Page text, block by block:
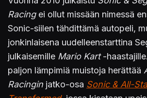
Racingei ollut missään nimessä
Sonic-siilen tähdittämä autopeli,
jonkinlaisena uudelleenstarttina
julkaisemille Mario Kart-
paljon lämpimiä muistoja herättää
Racingin jatko-osa Sonic & All-